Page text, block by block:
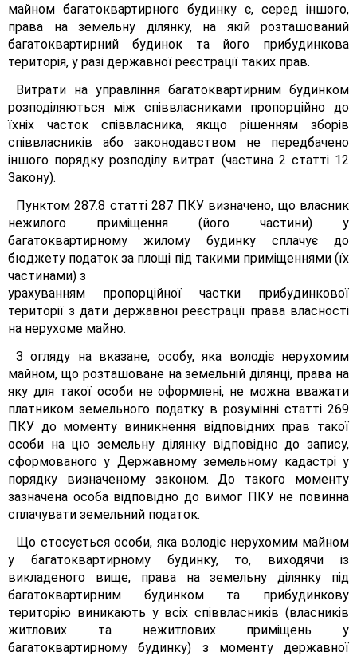
майном багатоквартирного будинку є, серед іншого,
права на земельну ділянку, на якій розташований
багатоквартирний будинок та його прибудинкова
територія, у разі державної реєстрації таких прав.
Витрати на управління багатоквартирним будинком
розподіляються між співвласниками пропорційно до
їхніх часток співвласника, якщо рішенням зборів
співвласників або законодавством не передбачено
іншого порядку розподілу витрат (частина 2 статті 12
Закону).
Пунктом 287.8 статті 287 ПКУ визначено, що власник
нежилого приміщення (його частини) у
багатоквартирному жилому будинку сплачує до
бюджету податок за площі під такими приміщеннями (їх
частинами) з
урахуванням пропорційної частки прибудинкової
території з дати державної реєстрації права власності
на нерухоме майно.
З огляду на вказане, особу, яка володіє нерухомим
майном, що розташоване на земельній ділянці, права на
яку для такої особи не оформлені, не можна вважати
платником земельного податку в розумінні статті 269
ПКУ до моменту виникнення відповідних прав такої
особи на цю земельну ділянку відповідно до запису,
сформованого у Державному земельному кадастрі у
порядку визначеному законом. До такого моменту
зазначена особа відповідно до вимог ПКУ не повинна
сплачувати земельний податок.
Що стосується особи, яка володіє нерухомим майном
у багатоквартирному будинку, то, виходячи із
викладеного вище, права на земельну ділянку під
багатоквартирним будинком та прибудинкову
територію виникають у всіх співвласників (власників
житлових та нежитлових приміщень у
багатоквартирному будинку) з моменту державної